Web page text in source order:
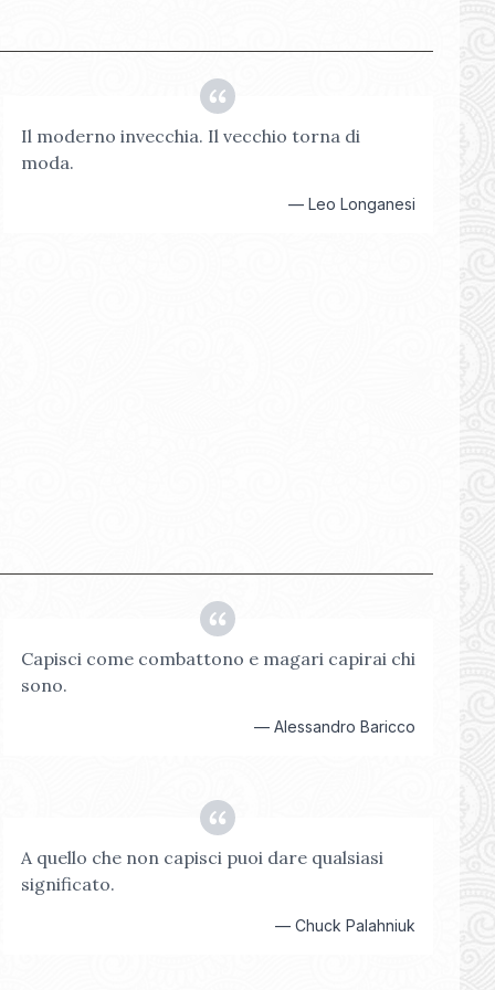
Il moderno invecchia. Il vecchio torna di
moda.
— Leo Longanesi
Capisci come combattono e magari capirai chi
sono.
— Alessandro Baricco
A quello che non capisci puoi dare qualsiasi
significato.
— Chuck Palahniuk